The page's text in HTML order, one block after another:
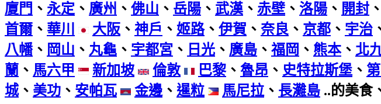
廈門 、 永定 、 廣州 、 佛山 、 岳陽 、 武漢 、 赤壁 、 洛陽 、 開封 、
首爾、 華川 大阪 、 神戶 、 姬路、 伊賀 、 奈良 、 京都 、 宇治
八幡 、 岡山 、 丸龜 、 宇都宮 、 日光 、 廣島 、 福岡 、 熊本、 北
蘭 、 馬六甲 新加坡 倫敦 巴黎、 魯昂 、 史特拉斯堡 、
城、 美功 、 安帕瓦 金邊 、 暹粒 馬尼拉 、 長灘島 ..的美食